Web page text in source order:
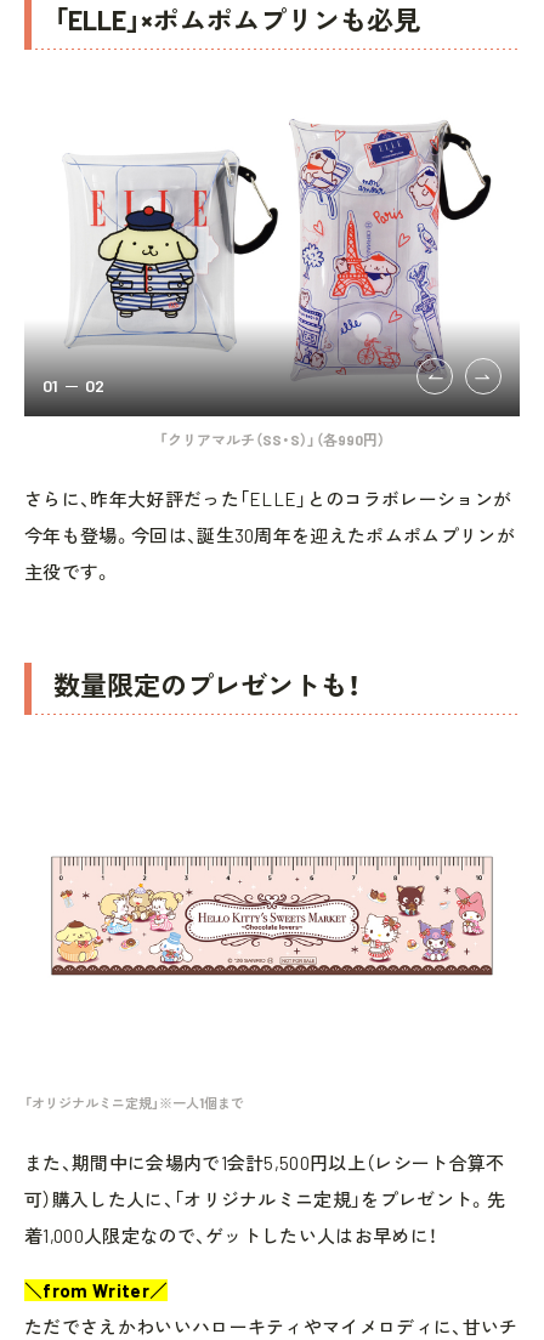
「ELLE」×ポムポムプリンも必見
「クリアマルチ（SS・S）」（各990円）
01 02
さらに、昨年大好評だった「ELLE」とのコラボレーションが
今年も登場。今回は、誕生30周年を迎えたポムポムプリンが
主役です。
数量限定のプレゼントも！
「オリジナルミニ定規」※一人1個まで
また、期間中に会場内で1会計5,500円以上（レシート合算不
可）購入した人に、「オリジナルミニ定規」をプレゼント。先
着1,000人限定なので、ゲットしたい人はお早めに！
＼from Writer／
ただでさえかわいいハローキティやマイメロディに、甘いチ